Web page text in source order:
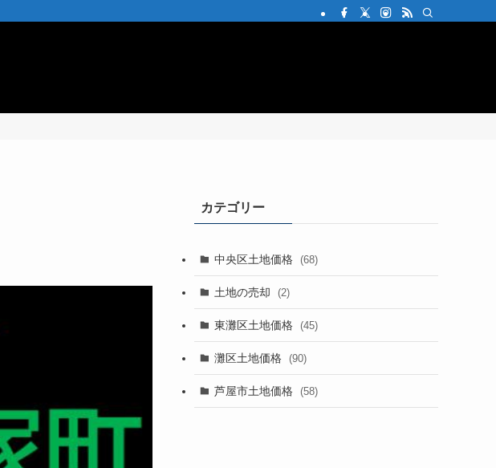
カテゴリー
中央区土地価格 (68)
土地の売却 (2)
東灘区土地価格 (45)
灘区土地価格 (90)
芦屋市土地価格 (58)